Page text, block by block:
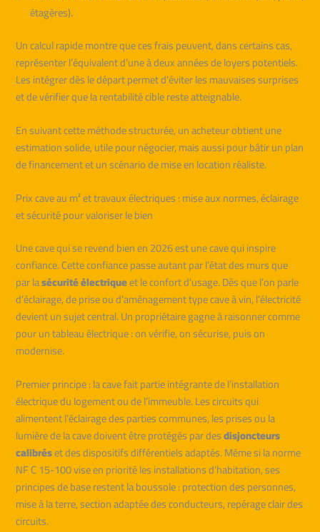
étagères).
Un calcul rapide montre que ces frais peuvent, dans certains cas,
représenter l’équivalent d’une à deux années de loyers potentiels.
Les intégrer dès le départ permet d’éviter les mauvaises surprises
et de vérifier que la rentabilité cible reste atteignable.
En suivant cette méthode structurée, un acheteur obtient une
estimation solide, utile pour négocier, mais aussi pour bâtir un plan
de financement et un scénario de mise en location réaliste.
Prix cave au m² et travaux électriques : mise aux normes, éclairage
et sécurité pour valoriser le bien
Une cave qui se revend bien en 2026 est une cave qui inspire
confiance. Cette confiance passe autant par l’état des murs que
par lasécurité électriqueet le confort d’usage. Dès que l’on parle
d’éclairage, de prise ou d’aménagement type cave à vin, l’électricité
devient un sujet central. Un propriétaire gagne à raisonner comme
pour un tableau électrique : on vérifie, on sécurise, puis on
modernise.
Premier principe : la cave fait partie intégrante de l’installation
électrique du logement ou de l’immeuble. Les circuits qui
alimentent l’éclairage des parties communes, les prises ou la
lumière de la cave doivent être protégés par desdisjoncteurs
calibréset des dispositifs différentiels adaptés. Même si la norme
NF C 15-100 vise en priorité les installations d’habitation, ses
principes de base restent la boussole : protection des personnes,
mise à la terre, section adaptée des conducteurs, repérage clair des
circuits.